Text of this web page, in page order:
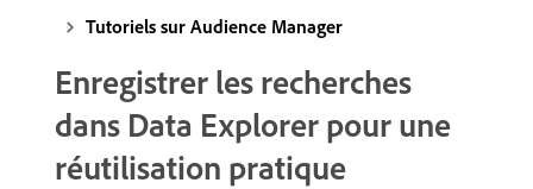
Tutoriels sur Audience Manager
Enregistrer les recherches
dans Data Explorer pour une
réutilisation pratique